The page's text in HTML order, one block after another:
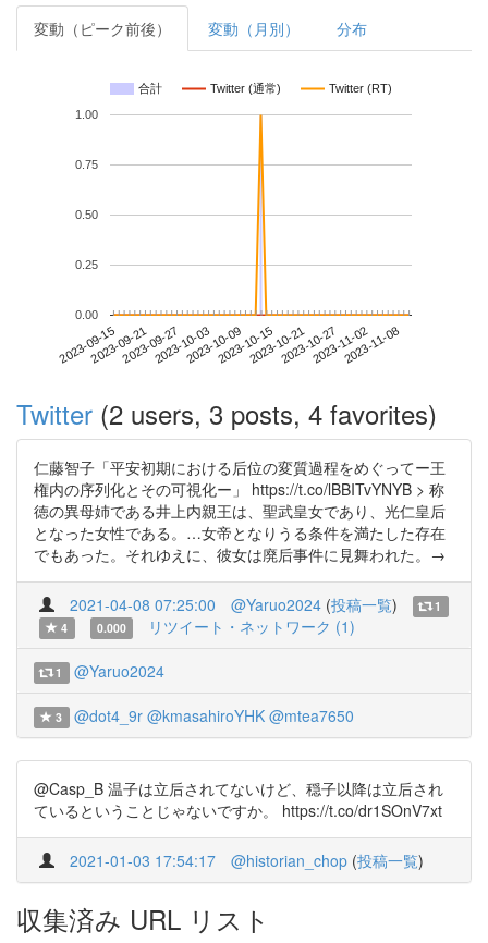
変動（ピーク前後） 変動（月別） 分布
合計 Twitter (通常) Twitter (RT)
2023-09-152023-09-212023-09-272023-10-032023-10-092023-10-152023-10-212023-10-272023-11-022023-11-08
0.00
0.25
0.50
0.75
1.00
Twitter (2 users, 3 posts, 4 favorites)
仁藤智子「平安初期における后位の変質過程をめぐってー王
権内の序列化とその可視化ー」 https://t.co/lBBITvYNYB > 称
徳の異母姉である井上内親王は、聖武皇女であり、光仁皇后
となった女性である。…女帝となりうる条件を満たした存在
でもあった。それゆえに、彼女は廃后事件に見舞われた。→
2021-04-08 07:25:00 @Yaruo2024 (投稿一覧)
1
4
0.000 リツイート・ネットワーク (1)
1 @Yaruo2024
3 @dot4_9r @kmasahiroYHK @mtea7650
@Casp_B 温子は立后されてないけど、穏子以降は立后され
ているということじゃないですか。 https://t.co/dr1SOnV7xt
2021-01-03 17:54:17 @historian_chop (投稿一覧)
収集済み URL リスト